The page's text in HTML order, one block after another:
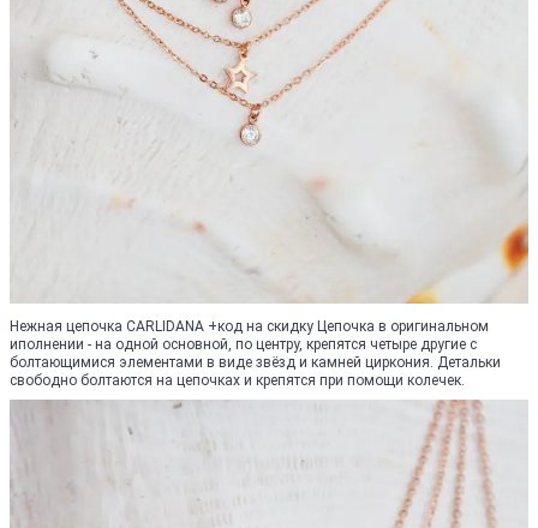
Нежная цепочка CARLIDANA +код на скидку Цепочка в оригинальном
иполнении - на одной основной, по центру, крепятся четыре другие с
болтающимися элементами в виде звёзд и камней циркония. Детальки
свободно болтаются на цепочках и крепятся при помощи колечек.